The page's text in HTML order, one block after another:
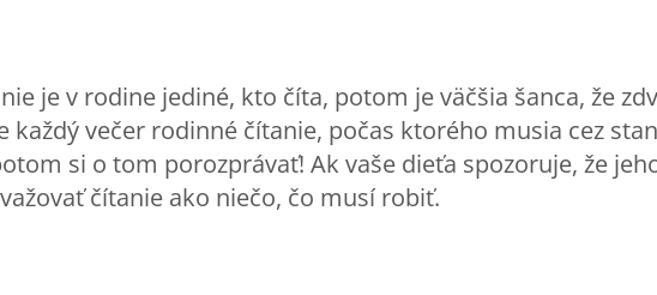
je v rodine jediné, kto číta, potom je väčšia šanca, že
každý večer rodinné čítanie, počas ktorého musia cez
si o tom porozprávať! Ak vaše dieťa spozoruje, že
čítanie ako niečo, čo musí robiť.